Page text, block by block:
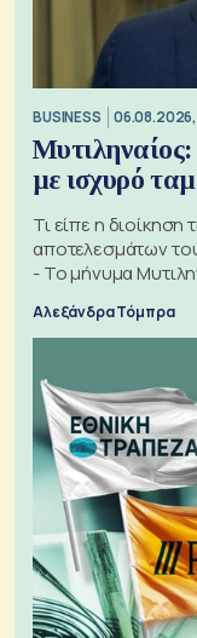
BUSINESS
με ισχυρό
Τι είπε η
αποτελεσμάτων
- Το μήνυμα
Αλεξάνδρα Τόμπρα